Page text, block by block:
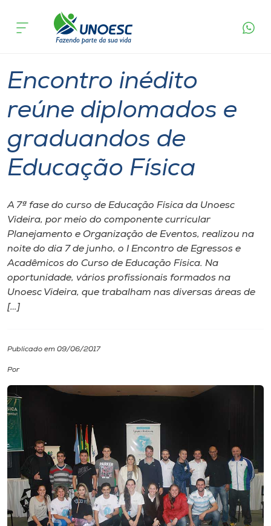
Cursos
Pesquisa
Atendimento ao Estudante
Portal de Ensino
A
Unoesc
Internacionalização
I.nova
Cultura
CPA
Biblioteca
Editora
Rádio
acontece
Encontro inédito
reúne diplomados e
graduandos de
Educação Física
A 7ª fase do curso de Educação ​F​ísica da Unoesc
Videira, por meio do componente curricular
Planejamento e Organização de ​E​ventos, realizou na
noite do dia 7 de junho, o ​I Encontro de Egressos e
Acadêmicos do ​C​urso​ de Educação Física​. Na
oportunidade, vários profissionais formados na
Unoesc Videira​, que trabalham nas diversas áreas de
[…]
Publicado em 09/06/2017
Por